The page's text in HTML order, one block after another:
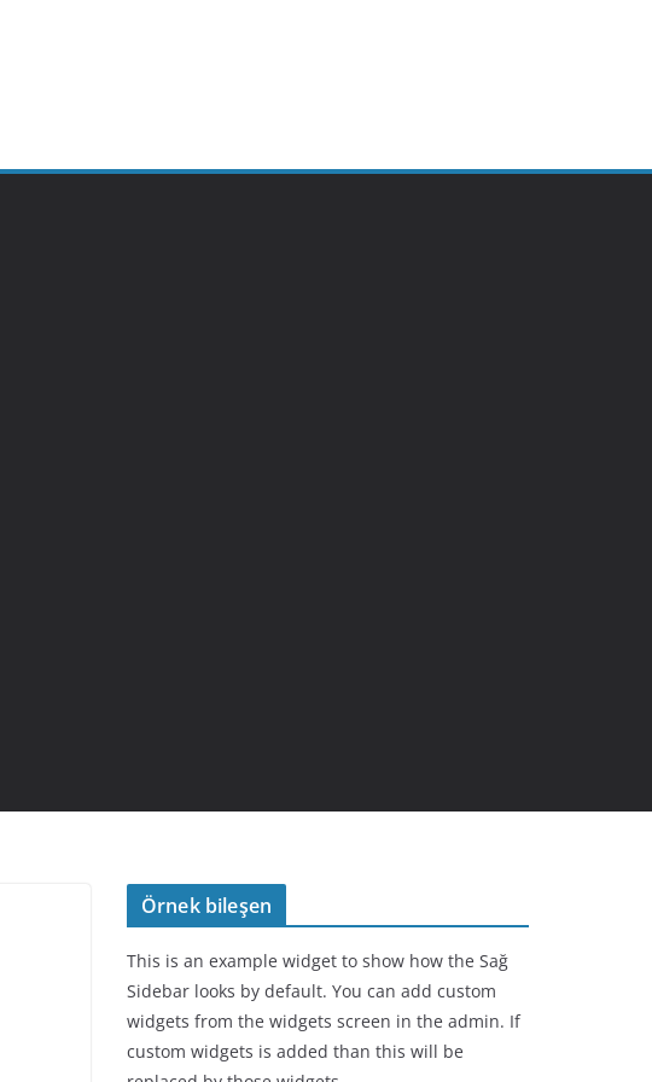
Örnek bileşen
This is an example widget to show how the Sağ
Sidebar looks by default. You can add custom
widgets from the widgets screen in the admin. If
custom widgets is added than this will be